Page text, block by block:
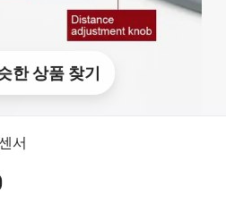
한 상품 찾기
서